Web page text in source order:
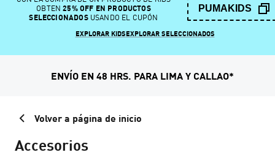
OBTEN 25% OFF EN PRODUCTOS
SELECCIONADOSUSANDO EL CUPÓN
PUMAKIDS
EXPLORAR KIDSEXPLORAR SELECCIONADOS
ENVÍO EN 48 HRS. PARA LIMA Y CALLAO*
Volver a página de inicio
Accesorios